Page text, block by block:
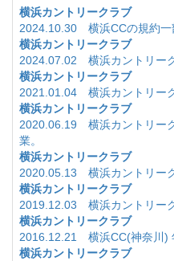
横浜カントリークラブ
2024.10.30 横浜CCの規約一
横浜カントリークラブ
2024.07.02 横浜カントリー
横浜カントリークラブ
2021.01.04 横浜カントリー
横浜カントリークラブ
2020.06.19 横浜カントリー
業。
横浜カントリークラブ
2020.05.13 横浜カントリー
横浜カントリークラブ
2019.12.03 横浜カントリー
横浜カントリークラブ
2016.12.21 横浜CC(神奈川)
横浜カントリークラブ